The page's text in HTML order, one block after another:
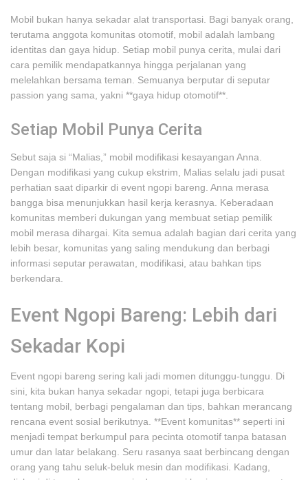
Mobil bukan hanya sekadar alat transportasi. Bagi banyak orang,
terutama anggota komunitas otomotif, mobil adalah lambang
identitas dan gaya hidup. Setiap mobil punya cerita, mulai dari
cara pemilik mendapatkannya hingga perjalanan yang
melelahkan bersama teman. Semuanya berputar di seputar
passion yang sama, yakni **gaya hidup otomotif**.
Setiap Mobil Punya Cerita
Sebut saja si “Malias,” mobil modifikasi kesayangan Anna.
Dengan modifikasi yang cukup ekstrim, Malias selalu jadi pusat
perhatian saat diparkir di event ngopi bareng. Anna merasa
bangga bisa menunjukkan hasil kerja kerasnya. Keberadaan
komunitas memberi dukungan yang membuat setiap pemilik
mobil merasa dihargai. Kita semua adalah bagian dari cerita yang
lebih besar, komunitas yang saling mendukung dan berbagi
informasi seputar perawatan, modifikasi, atau bahkan tips
berkendara.
Event Ngopi Bareng: Lebih dari
Sekadar Kopi
Event ngopi bareng sering kali jadi momen ditunggu-tunggu. Di
sini, kita bukan hanya sekadar ngopi, tetapi juga berbicara
tentang mobil, berbagi pengalaman dan tips, bahkan merancang
rencana event sosial berikutnya. **Event komunitas** seperti ini
menjadi tempat berkumpul para pecinta otomotif tanpa batasan
umur dan latar belakang. Seru rasanya saat berbincang dengan
orang yang tahu seluk-beluk mesin dan modifikasi. Kadang,